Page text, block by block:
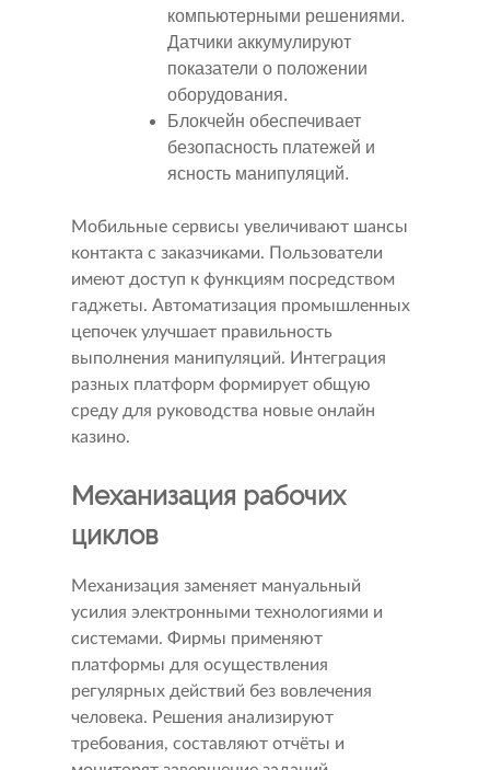
компьютерными решениями.
Датчики аккумулируют
показатели о положении
оборудования.
Блокчейн обеспечивает
безопасность платежей и
ясность манипуляций.
Мобильные сервисы увеличивают шансы
контакта с заказчиками. Пользователи
имеют доступ к функциям посредством
гаджеты. Автоматизация промышленных
цепочек улучшает правильность
выполнения манипуляций. Интеграция
разных платформ формирует общую
среду для руководства новые онлайн
казино.
Механизация рабочих
циклов
Механизация заменяет мануальный
усилия электронными технологиями и
системами. Фирмы применяют
платформы для осуществления
регулярных действий без вовлечения
человека. Решения анализируют
требования, составляют отчёты и